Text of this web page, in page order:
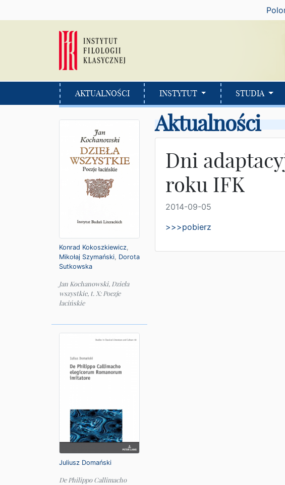
AKTUALNOŚCI INSTYTUT STUDIA
Konrad Kokoszkiewicz,
Mikołaj Szymański, Dorota
Sutkowska
Jan Kochanowski, Dzieła
wszystkie, t. X: Poezje
łacińskie
Juliusz Domański
De Philippo Callimacho
Aktualności
Dni
roku IFK
2014-09-05
>>>pobierz